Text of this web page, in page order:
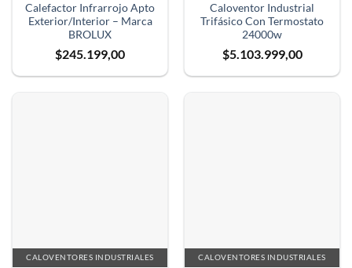
Calefactor Infrarrojo Apto
Exterior/Interior – Marca
BROLUX
$245.199,00
Caloventor Industrial
Trifásico Con Termostato
24000w
$5.103.999,00
CALOVENTORES INDUSTRIALES CALOVENTORES INDUSTRIALES